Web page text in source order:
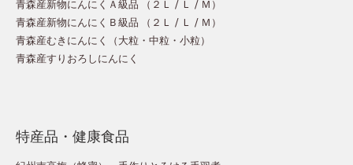
青森産新物にんにくＡ級品 （ ２Ｌ / Ｌ / Ｍ ）
青森産新物にんにくＢ級品 （ ２Ｌ / Ｌ / Ｍ ）
青森産むきにんにく（大粒 ・ 中粒 ・ 小粒）
青森産すりおろしにんにく
特産品・健康食品